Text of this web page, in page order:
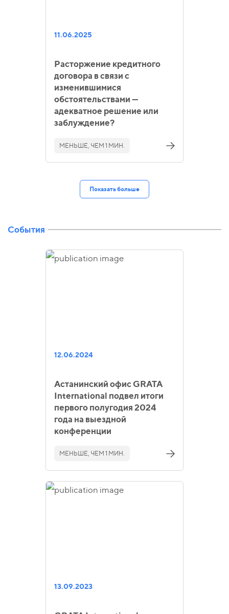
11.06.2025
Расторжение кредитного
договора в связи с
изменившимися
обстоятельствами —
адекватное решение или
заблуждение?
МЕНЬШЕ, ЧЕМ 1 МИН.
Показать больше
События
12.06.2024
Астанинский офис GRATA
International подвел итоги
первого полугодия 2024
года на выездной
конференции
МЕНЬШЕ, ЧЕМ 1 МИН.
13.09.2023